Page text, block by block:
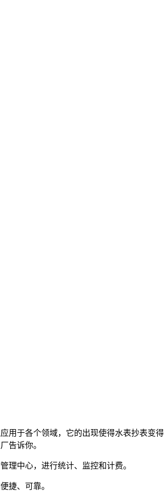
用于各个领域，它的出现使得水表抄表变得
告诉你。
中心，进行统计、监控和计费。
捷、可靠。